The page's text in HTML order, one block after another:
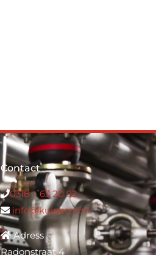
Contact
0318 – 63 20 92
info@kuiperzn.nl
Adress
Radonstraat 4